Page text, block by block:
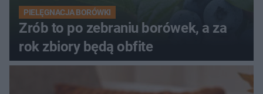
PIELĘGNACJA BORÓWKI
Zrób to po zebraniu borówek, a za
rok zbiory będą obfite